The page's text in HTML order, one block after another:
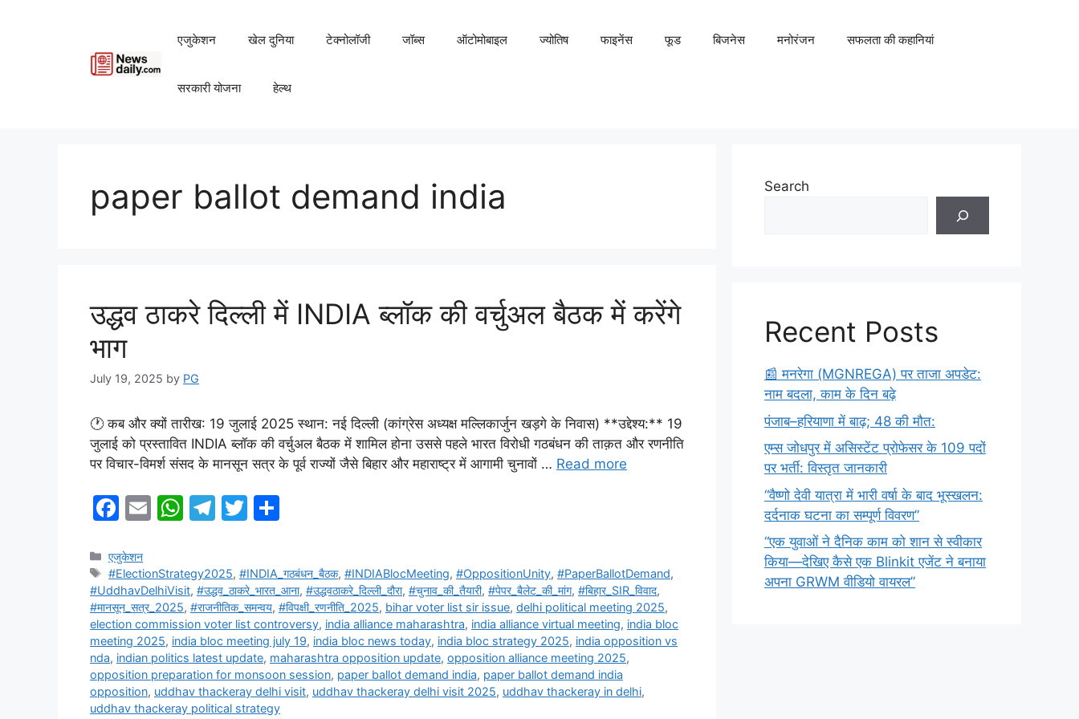
एजुकेशन खेल दुनिया टेक्नोलॉजी जॉब्स ऑटोमोबाइल ज्योतिष फाइनेंस फूड बिजनेस मनोरंजन सफलता की कहानियां
सरकारी योजना हेल्थ
paper ballot demand india
उद्धव ठाकरे दिल्ली में INDIA ब्लॉक की वर्चुअल बैठक में करेंगे
भाग
July 19, 2025 by PG
🕐 कब और क्यों तारीख: 19 जुलाई 2025 स्थान: नई दिल्ली (कांग्रेस अध्यक्ष मल्लिकार्जुन खड़गे के निवास) **उद्देश्य:** 19
जुलाई को प्रस्तावित INDIA ब्लॉक की वर्चुअल बैठक में शामिल होना उससे पहले भारत विरोधी गठबंधन की ताक़त और रणनीति
पर विचार-विमर्श संसद के मानसून सत्र के पूर्व राज्यों जैसे बिहार और महाराष्ट्र में आगामी चुनावों … Read more
F
c
e
b
o
o
k
E
l
W
s
A
p
p
T
gr
a
m
T
er e
Categories
एजुकेशन
Tags
#ElectionStrategy2025,#INDIA_गठबंधन_बैठक,#INDIABlocMeeting,#OppositionUnity,#PaperBallotDemand,
#UddhavDelhiVisit, #उद्धव_ठाकरे_भारत_आना, #उद्धवठाकरे_दिल्ली_दौरा, #चुनाव_की_तैयारी, #पेपर_बैलेट_की_मांग, #बिहार_SIR_विवाद,
#मानसून_सत्र_2025, #राजनीतिक_समन्वय, #विपक्षी_रणनीति_2025, bihar voter list sir issue, delhi political meeting 2025,
election commission voter list controversy, india alliance maharashtra, india alliance virtual meeting, india bloc
meeting 2025, india bloc meeting july 19, india bloc news today, india bloc strategy 2025, india opposition vs
nda, indian politics latest update, maharashtra opposition update, opposition alliance meeting 2025,
opposition preparation for monsoon session, paper ballot demand india, paper ballot demand india
opposition, uddhav thackeray delhi visit, uddhav thackeray delhi visit 2025, uddhav thackeray in delhi,
uddhav thackeray political strategy
Search
Recent Posts
​📰 मनरेगा (MGNREGA) पर ताजा अपडेट:
नाम बदला, काम के दिन बढ़े
पंजाब–हरियाणा में बाढ़; 48 की मौत:
एम्स जोधपुर में असिस्टेंट प्रोफेसर के 109 पदों
पर भर्ती: विस्तृत जानकारी
“वैष्णो देवी यात्रा में भारी वर्षा के बाद भूस्खलन:
दर्दनाक घटना का सम्पूर्ण विवरण”
“एक युवाओं ने दैनिक काम को शान से स्वीकार
किया—देखिए कैसे एक Blinkit एजेंट ने बनाया
अपना GRWM वीडियो वायरल”